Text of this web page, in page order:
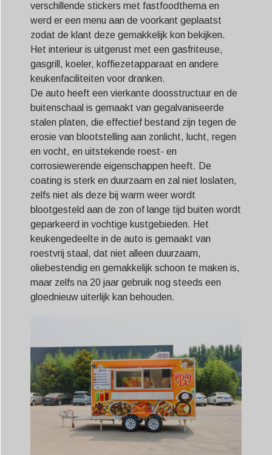
verschillende stickers met fastfoodthema en
werd er een menu aan de voorkant geplaatst
zodat de klant deze gemakkelijk kon bekijken.
Het interieur is uitgerust met een gasfriteuse,
gasgrill, koeler, koffiezetapparaat en andere
keukenfaciliteiten voor dranken.
De auto heeft een vierkante doosstructuur en de
buitenschaal is gemaakt van gegalvaniseerde
stalen platen, die effectief bestand zijn tegen de
erosie van blootstelling aan zonlicht, lucht, regen
en vocht, en uitstekende roest- en
corrosiewerende eigenschappen heeft. De
coating is sterk en duurzaam en zal niet loslaten,
zelfs niet als deze bij warm weer wordt
blootgesteld aan de zon of lange tijd buiten wordt
geparkeerd in vochtige kustgebieden. Het
keukengedeelte in de auto is gemaakt van
roestvrij staal, dat niet alleen duurzaam,
oliebestendig en gemakkelijk schoon te maken is,
maar zelfs na 20 jaar gebruik nog steeds een
gloednieuw uiterlijk kan behouden.